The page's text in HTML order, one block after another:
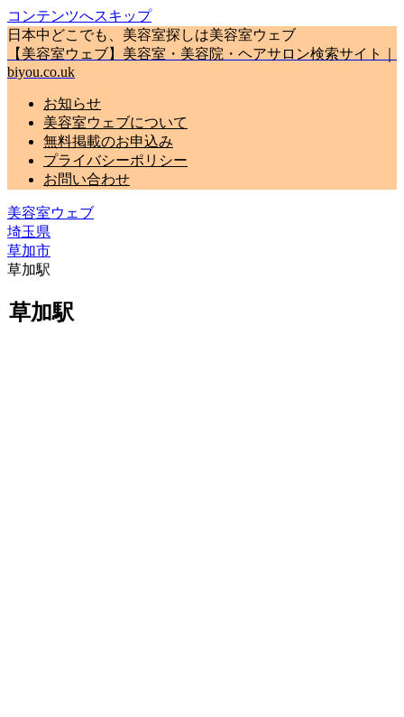
コンテンツへスキップ
日本中どこでも、美容室探しは美容室ウェブ
【美容室ウェブ】美容室・美容院・ヘアサロン検索サイト｜
biyou.co.uk
お知らせ
美容室ウェブについて
無料掲載のお申込み
プライバシーポリシー
お問い合わせ
美容室ウェブ
埼玉県
草加市
草加駅
草加駅